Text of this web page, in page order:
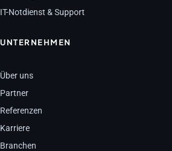
IT-Notdienst & Support
UNTERNEHMEN
Über uns
Partner
Referenzen
Karriere
Branchen